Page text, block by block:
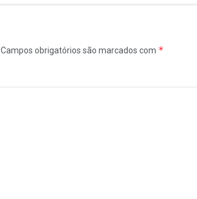
Campos obrigatórios são marcados com *